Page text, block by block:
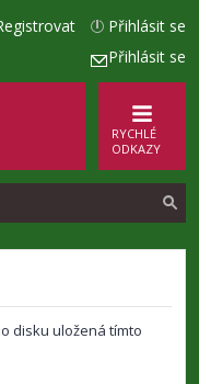
Přihlásit se
Přihlásit se
RYCHLÉ
ODKAZY
disku uložená tímto